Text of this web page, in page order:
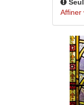
Affiner